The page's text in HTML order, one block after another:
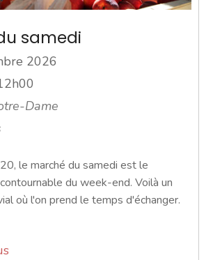
samedi
2026
Dame
le marché du samedi est le
du week-end. Voilà un
où l'on prend le temps d'échanger.